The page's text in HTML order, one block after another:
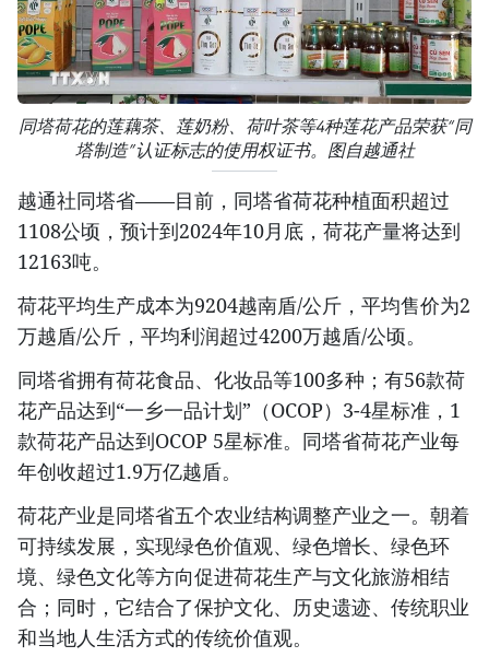
同塔荷花的莲藕茶、莲奶粉、荷叶茶等4种莲花产品荣获“同
塔制造”认证标志的使用权证书。图自越通社
越通社同塔省——目前，同塔省荷花种植面积超过
1108公顷，预计到2024年10月底，荷花产量将达到
12163吨。
荷花平均生产成本为9204越南盾/公斤，平均售价为2
万越盾/公斤，平均利润超过4200万越盾/公顷。
同塔省拥有荷花食品、化妆品等100多种；有56款荷
花产品达到“一乡一品计划”（OCOP）3-4星标准，1
款荷花产品达到OCOP 5星标准。同塔省荷花产业每
年创收超过1.9万亿越盾。
荷花产业是同塔省五个农业结构调整产业之一。朝着
可持续发展，实现绿色价值观、绿色增长、绿色环
境、绿色文化等方向促进荷花生产与文化旅游相结
合；同时，它结合了保护文化、历史遗迹、传统职业
和当地人生活方式的传统价值观。